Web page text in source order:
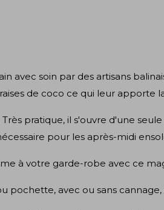
avec soin par des artisans
de coco ce qui leur apporte
pratique, il s'ouvre d'une
pour les après-midi
à votre garde-robe avec ce
pochette, avec ou sans